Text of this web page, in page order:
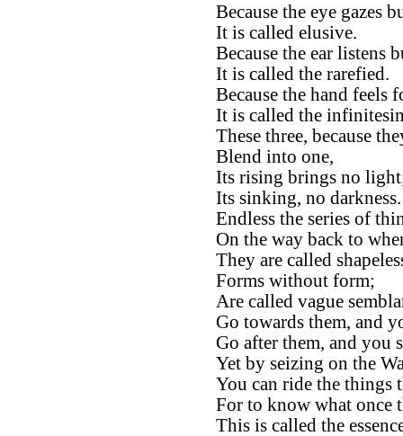
Because the eye gazes
It is called elusive.
Because the ear listens
It is called the rarefied.
Because the hand
It is called the
These three, because
Blend into one,
Its rising brings no
Its sinking, no darkness.
Endless the series of
On the way back to
They are called
Forms without form;
Are called vague
Go towards them, and
Go after them, and you
Yet by seizing on the
You can ride the things
For to know what once
This is called the